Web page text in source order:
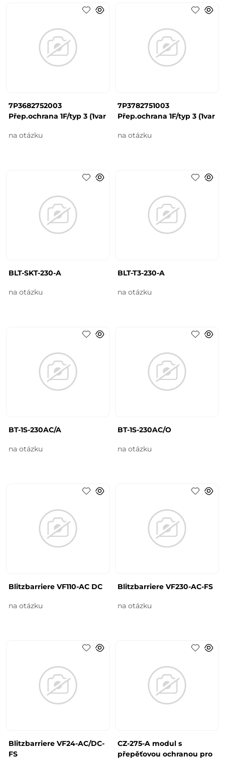
7P3682752003
Přep.ochrana 1F/typ 3 (1var
na otázku
7P3782751003
Přep.ochrana 1F/typ 3 (1var
na otázku
BLT-SKT-230-A
na otázku
BLT-T3-230-A
na otázku
BT-1S-230AC/A
na otázku
BT-1S-230AC/O
na otázku
Blitzbarriere VF110-AC DC
na otázku
Blitzbarriere VF230-AC-FS
na otázku
Blitzbarriere VF24-AC/DC-
FS
CZ-275-A modul s
přepěťovou ochranou pro